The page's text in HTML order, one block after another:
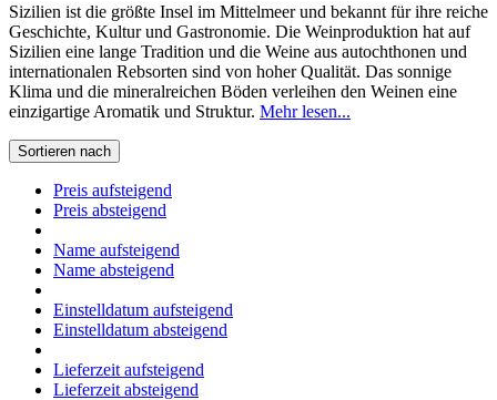
Sizilien ist die größte Insel im Mittelmeer und bekannt für ihre reiche
Geschichte, Kultur und Gastronomie. Die Weinproduktion hat auf
Sizilien eine lange Tradition und die Weine aus autochthonen und
internationalen Rebsorten sind von hoher Qualität. Das sonnige
Klima und die mineralreichen Böden verleihen den Weinen eine
einzigartige Aromatik und Struktur. Mehr lesen...
Sortieren nach
Preis aufsteigend
Preis absteigend
Name aufsteigend
Name absteigend
Einstelldatum aufsteigend
Einstelldatum absteigend
Lieferzeit aufsteigend
Lieferzeit absteigend